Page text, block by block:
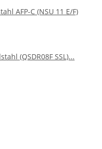
AFP-C (NSU 11 E/F)